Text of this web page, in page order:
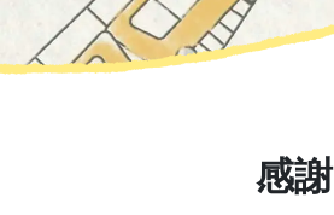
感